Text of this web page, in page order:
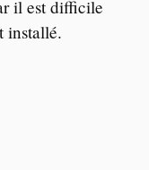
il est difficile
installé.